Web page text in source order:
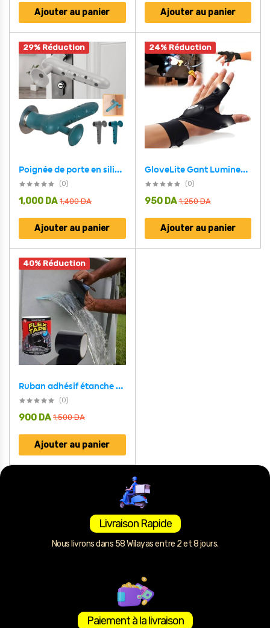
Ajouter au panier Ajouter au panier
29% Réduction
Poignée de porte en silicone avec ventouse pour absorber le choc 1Pcs – مقبض من سيليكون لحماية الحائط
(0)
1,400DA
1,000 DA
Ajouter au panier
24% Réduction
GloveLite Gant Lumineux Pour Un Travail Pratique
(0)
1,250DA
950 DA
Ajouter au panier
40% Réduction
Ruban adhésif étanche Super résistant de 150cm, auto-fixante
(0)
1,500DA
900 DA
Ajouter au panier
Livraison Rapide
Nous livrons dans 58 Wilayas entre 2 et 8 jours.
Paiement à la livraison